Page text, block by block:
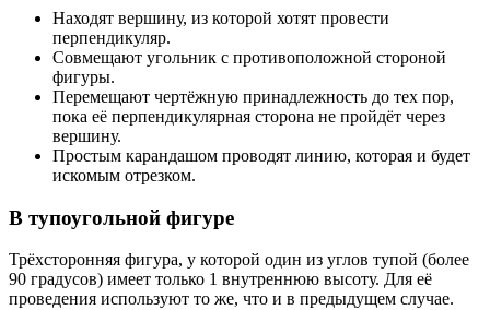
Находят вершину, из которой хотят провести
перпендикуляр.
Совмещают угольник с противоположной стороной
фигуры.
Перемещают чертёжную принадлежность до тех пор,
пока её перпендикулярная сторона не пройдёт через
вершину.
Простым карандашом проводят линию, которая и будет
искомым отрезком.
В тупоугольной фигуре
Трёхсторонняя фигура, у которой один из углов тупой (более
90 градусов) имеет только 1 внутреннюю высоту. Для её
проведения используют то же, что и в предыдущем случае.